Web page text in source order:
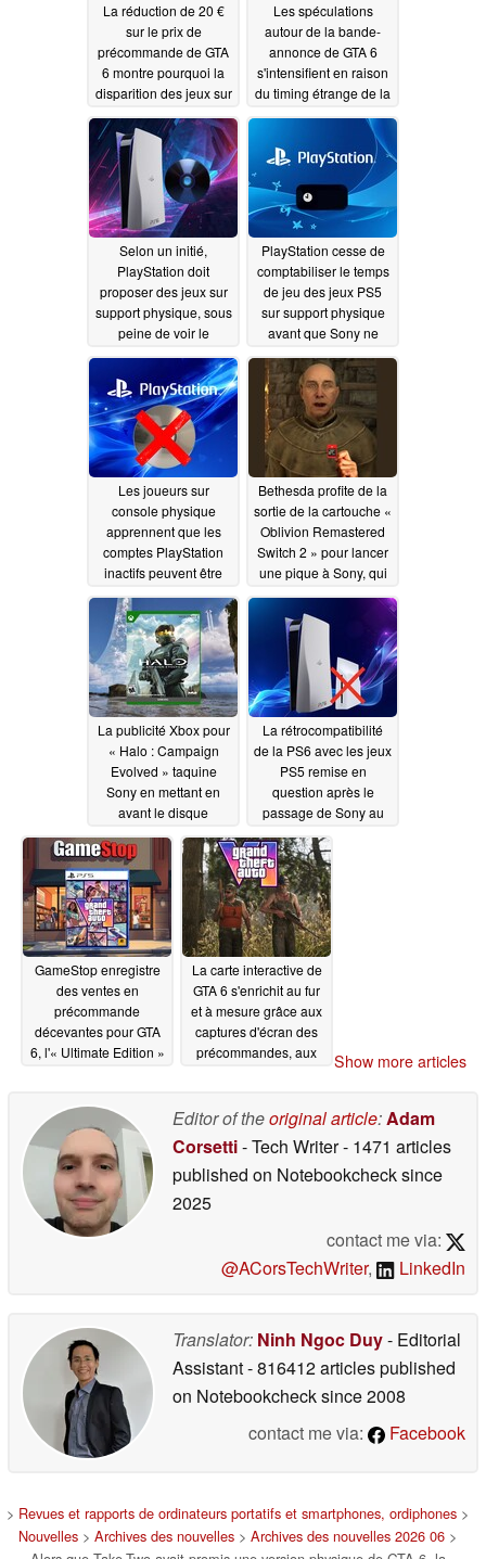
La réduction de 20 €
sur le prix de
précommande de GTA
6 montre pourquoi la
disparition des jeux sur
entraîne une
diminution des offres
promotionnelles
07/15/2026
Les spéculations
autour de la bande-
annonce de GTA 6
s'intensifient en raison
du timing étrange de la
téléphonique sur les
résultats financiers de
Take-Two prévue en
août 07/10/2026
Selon un initié,
PlayStation doit
proposer des jeux sur
support physique, sous
peine de voir le
échouer
07/09/2026
PlayStation cesse de
comptabiliser le temps
de jeu des jeux PS5
sur support physique
avant que Sony ne
numérique07/07/2026
Les joueurs sur
console physique
apprennent que les
comptes PlayStation
inactifs peuvent être
3 ans07/05/2026
Bethesda profite de la
sortie de la cartouche «
Oblivion Remastered
Switch 2 » pour lancer
une pique à Sony, qui
jeux PlayStation sur
support physique
07/05/2026
La publicité Xbox pour
« Halo : Campaign
Evolved » taquine
Sony en mettant en
avant le disque
nécessite un
téléchargement, tout
comme la PS5
07/04/2026
La rétrocompatibilité
de la PS6 avec les jeux
PS5 remise en
question après le
passage de Sony au
07/02/2026
GameStop enregistre
des ventes en
précommande
décevantes pour GTA
6, l'« Ultimate Edition »
La carte interactive de
GTA 6 s'enrichit au fur
et à mesure grâce aux
captures d'écran des
précommandes, aux
Show more articles
Editor of theoriginal article:Adam
Corsetti- Tech Writer- 1471 articles
published on Notebookchecksince
2025
contact me via:
@ACorsTechWriter, LinkedIn
Translator: Ninh Ngoc Duy- Editorial
Assistant- 816412 articles published
on Notebookchecksince 2008
contact me via:
Facebook
> Revues et rapports de ordinateurs portatifs et smartphones, ordiphones >
Nouvelles > Archives des nouvelles > Archives des nouvelles 2026 06 >